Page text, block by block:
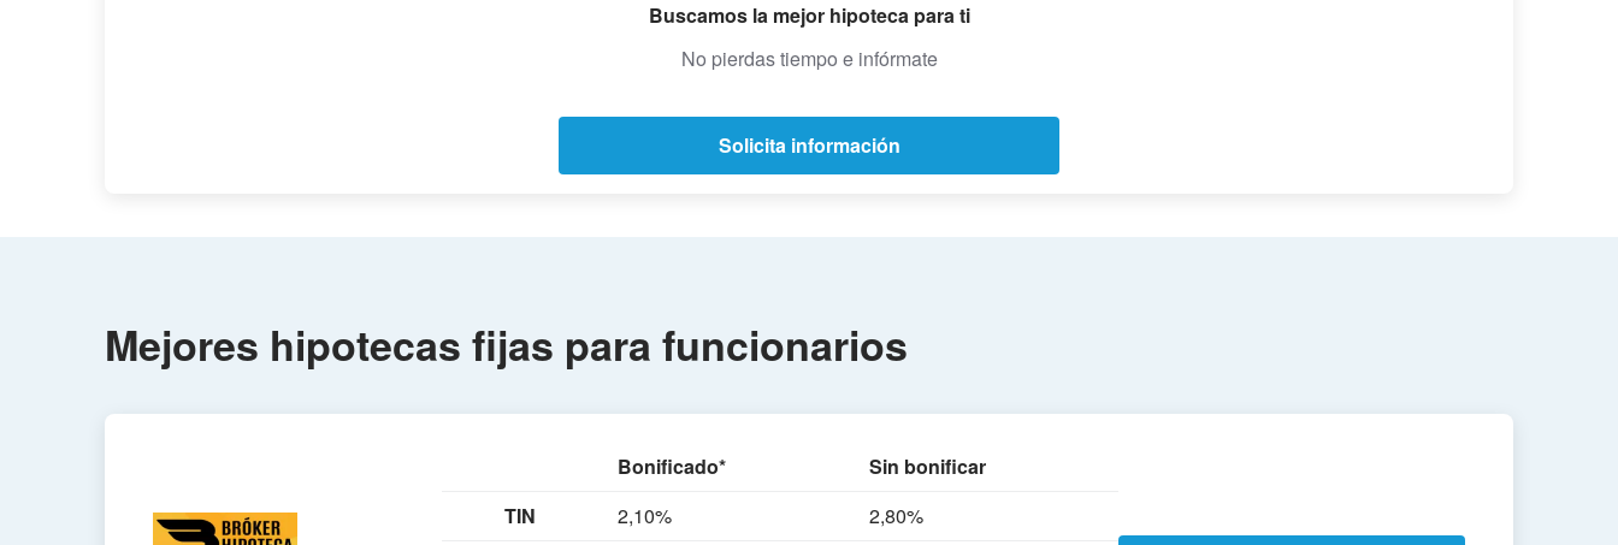
Buscamos la mejor hipoteca para ti
No pierdas tiempo e infórmate
Solicita información
Mejores hipotecas fijas para funcionarios
Bonificado*
Sin bonificar
TIN
2,10% 2,80%